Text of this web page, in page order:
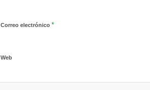
Correo electrónico *
Web